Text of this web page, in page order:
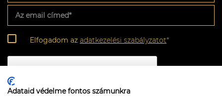
email
címed*
Adatkezelési
szabályzat*
Elfogadom az adatkezelési szabályzatot*
CAPTCHA
Adataid védelme fontos számunkra